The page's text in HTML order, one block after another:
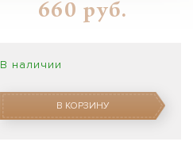
660 руб.
В наличии
В КОРЗИНУ